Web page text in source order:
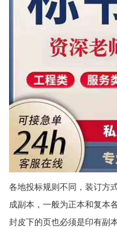
各地投标规则不同，装订方
成副本，一般为正本和复本
封皮下的页也必须是印有副